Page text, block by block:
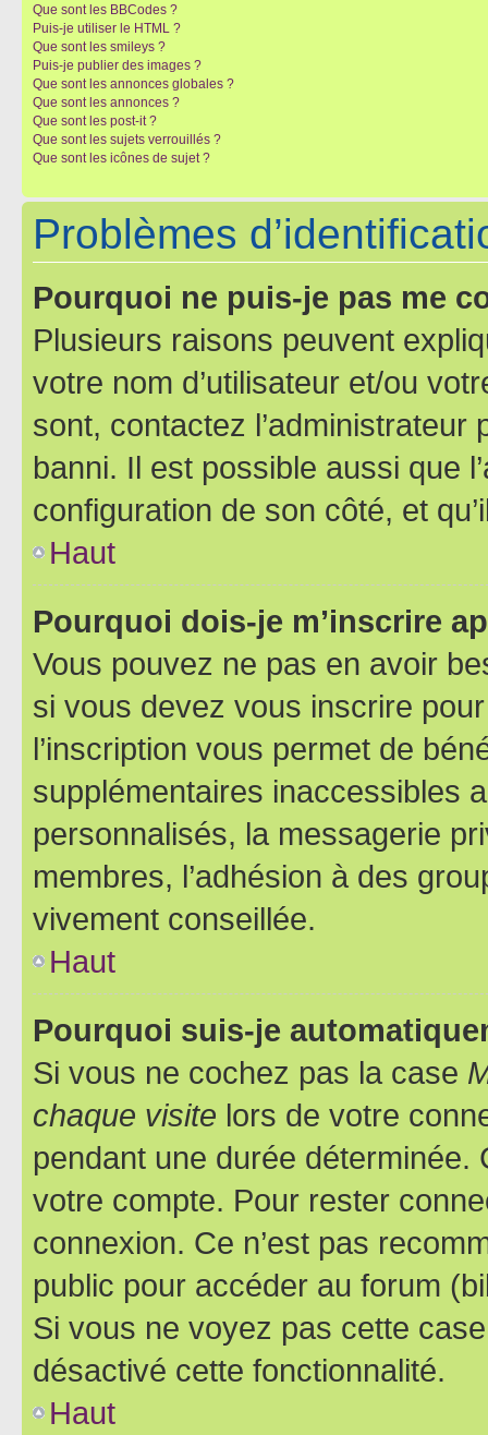
Que sont les BBCodes ?
Puis-je utiliser le HTML ?
Que sont les smileys ?
Puis-je publier des images ?
Que sont les annonces globales ?
Que sont les annonces ?
Que sont les post-it ?
Que sont les sujets verrouillés ?
Que sont les icônes de sujet ?
Problèmes
Pourquoi ne puis-je pas me
Plusieurs raisons peuvent
votre nom d’utilisateur et/ou
sont, contactez l’administrateur
banni. Il est possible aussi que
configuration de son côté, et
Haut
Pourquoi dois-je m’inscrire
Vous pouvez ne pas en avoir
si vous devez vous inscrire
l’inscription vous permet de
supplémentaires inaccessibles
personnalisés, la messagerie
membres, l’adhésion à des
vivement conseillée.
Haut
Pourquoi suis-je
Si vous ne cochez pas la case
chaque visite lors de votre
pendant une durée déterminée.
votre compte. Pour rester
connexion. Ce n’est pas
public pour accéder au forum
Si vous ne voyez pas cette
désactivé cette fonctionnalité.
Haut